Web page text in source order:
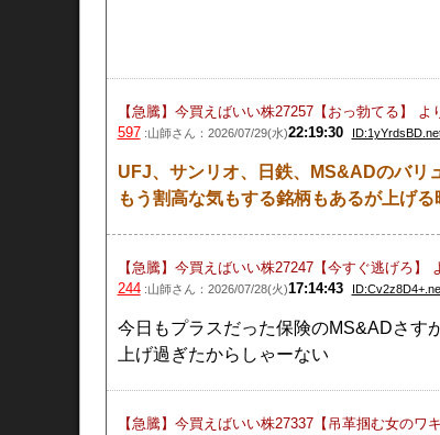
【急騰】今買えばいい株27257【おっ勃てる】 よ
597:山師さん：2026/07/29(水)22:19:30
UFJ、サンリオ、日鉄、MS&ADのバリ
もう割高な気もする銘柄もあるが上げ
【急騰】今買えばいい株27247【今すぐ逃げろ】
244:山師さん：2026/07/28(火)17:14:43
今日もプラスだった保険のMS&ADさす
上げ過ぎたからしゃーない
【急騰】今買えばいい株27337【吊革掴む女のワキ